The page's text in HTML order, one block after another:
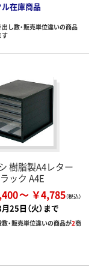
在庫商品
出し数・販売単位違いの商品
す
樹脂製A4レター
ック A4E
￥4,785
25日（火）まで
数・販売単位違いの商品が2商